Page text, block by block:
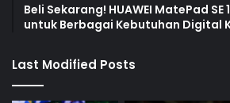
Beli Sekarang! HUAWEI MatePad SE
untuk Berbagai Kebutuhan Digital
Last Modified Posts